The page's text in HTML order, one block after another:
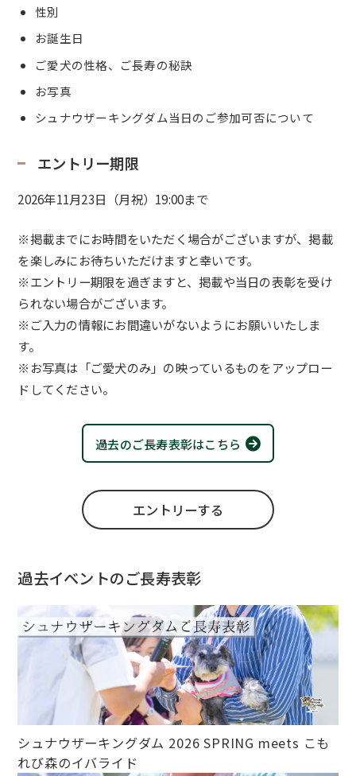
性別
お誕生日
ご愛犬の性格、ご長寿の秘訣
お写真
シュナウザーキングダム当日のご参加可否について
エントリー期限
2026年11月23日（月祝）19:00まで
※掲載までにお時間をいただく場合がございますが、掲載
を楽しみにお待ちいただけますと幸いです。
※エントリー期限を過ぎますと、掲載や当日の表彰を受け
られない場合がございます。
※ご入力の情報にお間違いがないようにお願いいたしま
す。
※お写真は「ご愛犬のみ」の映っているものをアップロー
ドしてください。
過去のご長寿表彰はこちら
エントリーする
過去イベントのご長寿表彰
シュナウザーキングダム 2026 SPRING meets こも
れび森のイバライド